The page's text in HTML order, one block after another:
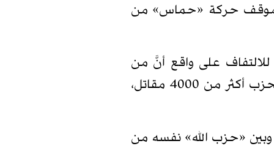
موقف حركة «حماس» من
للالتفاف على واقع أنَّ من
ساندهم «حزب الله» ودفع ثمن مساندتهم غاليًا هم الآن يفرحون بسقوط «خط الإمداد» الذي دفع الحزب أكثر من 4000 مقاتل،
وبين «حزب الله» نفسه من